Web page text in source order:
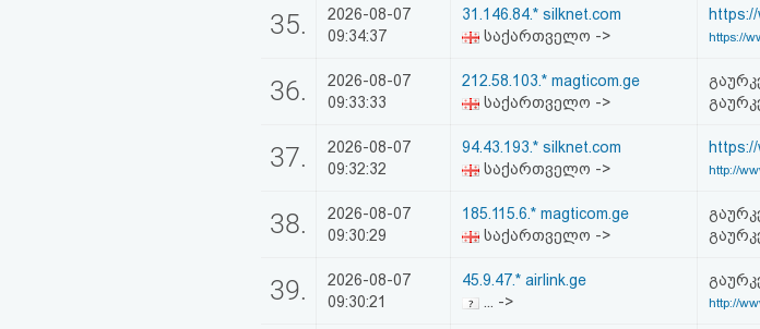
35.
2026-08-07
09:34:37
31.146.84.* silknet.com
საქართველო ->
https://
36.
2026-08-07
09:33:33
212.58.103.* magticom.ge
საქართველო ->
37.
2026-08-07
09:32:32
94.43.193.* silknet.com
საქართველო ->
http://
38.
2026-08-07
09:30:29
185.115.6.* magticom.ge
საქართველო ->
39.
2026-08-07
09:30:21
45.9.47.* airlink.ge
... ->
http://